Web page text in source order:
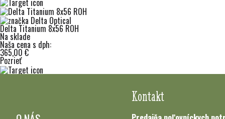
Delta Titanium 8x56 ROH
Na sklade
Naša cena s dph:
365,00 €
Pozrieť
Kontakt